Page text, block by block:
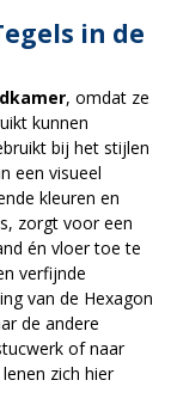
in de
, omdat ze
kunnen
bij het stijlen
een visueel
kleuren en
zorgt voor een
én vloer toe te
verfijnde
van de Hexagon
de andere
of naar
zich hier